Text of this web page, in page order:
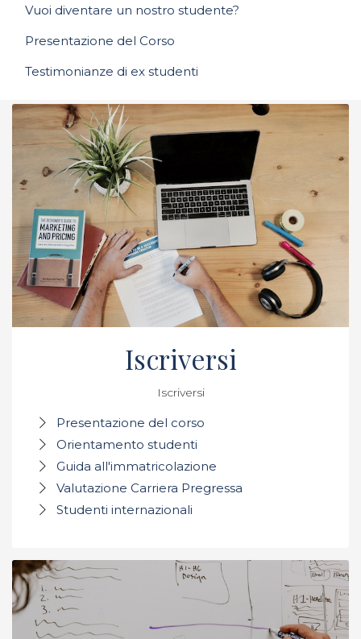
Vuoi diventare un nostro studente?
Presentazione del Corso
Testimonianze di ex studenti
Iscriversi
Iscriversi
Presentazione del corso
Orientamento studenti
Guida all'immatricolazione
Valutazione Carriera Pregressa
Studenti internazionali